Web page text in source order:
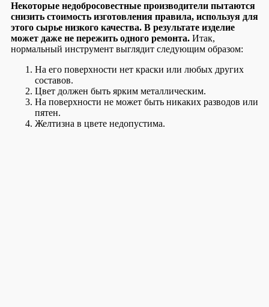
Некоторые недобросовестные производители пытаются
снизить стоимость изготовления правила, используя для
этого сырье низкого качества. В результате изделие
может даже не пережить одного ремонта.Итак,
нормальный инструмент выглядит следующим образом:
На его поверхности нет краски или любых других
составов.
Цвет должен быть ярким металлическим.
На поверхности не может быть никаких разводов или
пятен.
Желтизна в цвете недопустима.